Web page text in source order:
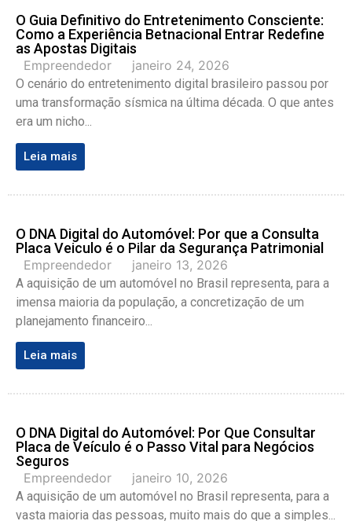
O Guia Definitivo do Entretenimento Consciente:
Como a Experiência Betnacional Entrar Redefine
as Apostas Digitais
Empreendedor janeiro 24, 2026
O cenário do entretenimento digital brasileiro passou por
uma transformação sísmica na última década. O que antes
era um nicho...
Leia mais
O DNA Digital do Automóvel: Por que a Consulta
Placa Veiculo é o Pilar da Segurança Patrimonial
Empreendedor janeiro 13, 2026
A aquisição de um automóvel no Brasil representa, para a
imensa maioria da população, a concretização de um
planejamento financeiro...
Leia mais
O DNA Digital do Automóvel: Por Que Consultar
Placa de Veículo é o Passo Vital para Negócios
Seguros
Empreendedor janeiro 10, 2026
A aquisição de um automóvel no Brasil representa, para a
vasta maioria das pessoas, muito mais do que a simples...